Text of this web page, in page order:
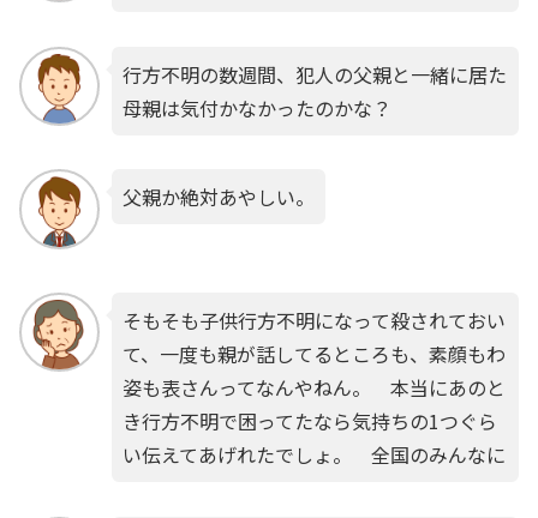
行方不明の数週間、犯人の父親と一緒に居た
母親は気付かなかったのかな？
父親か絶対あやしい。
そもそも子供行方不明になって殺されておい
て、一度も親が話してるところも、素顔もわ
姿も表さんってなんやねん。 本当にあのと
き行方不明で困ってたなら気持ちの1つぐら
い伝えてあげれたでしょ。 全国のみんなに